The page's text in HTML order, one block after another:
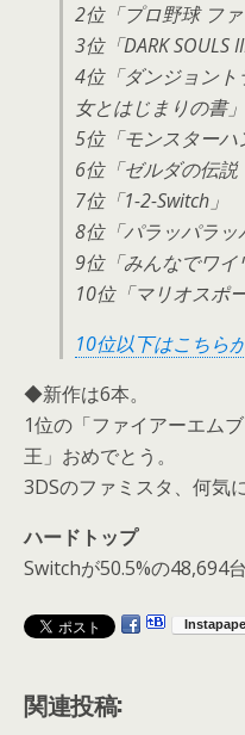
2位「プロ野球 フ
3位「DARK SOULS
4位「ダンジョン
女とはじまりの書」
5位「モンスターハ
6位「ゼルダの伝説
7位「1-2-Switch」
8位「パラッパラッ
9位「みんなでワイ
10位「マリオスポ
10位以下はこちら
◆新作は6本。
1位の「ファイアーエム
王」おめでとう。
3DSのファミスタ、何気
ハードトップ
Switchが50.5%の48,694台
関連投稿: